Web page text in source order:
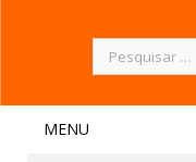
Pesquisar
por:
MENU